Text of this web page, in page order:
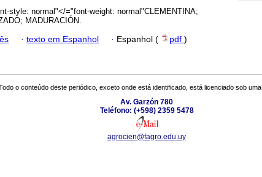
style: normal"</="font-weight: normal"CLEMENTINA;
MADURACIÓN.
· texto em Espanhol · Espanhol ( pdf )
o conteúdo deste periódico, exceto onde está identificado, está licenciado sob uma
Av. Garzón 780
Teléfono: (+598) 2359 5478
agrocien@fagro.edu.uy